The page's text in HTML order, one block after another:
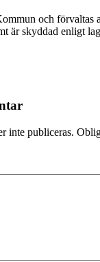
och förvaltas
är skyddad enligt
inte publiceras.